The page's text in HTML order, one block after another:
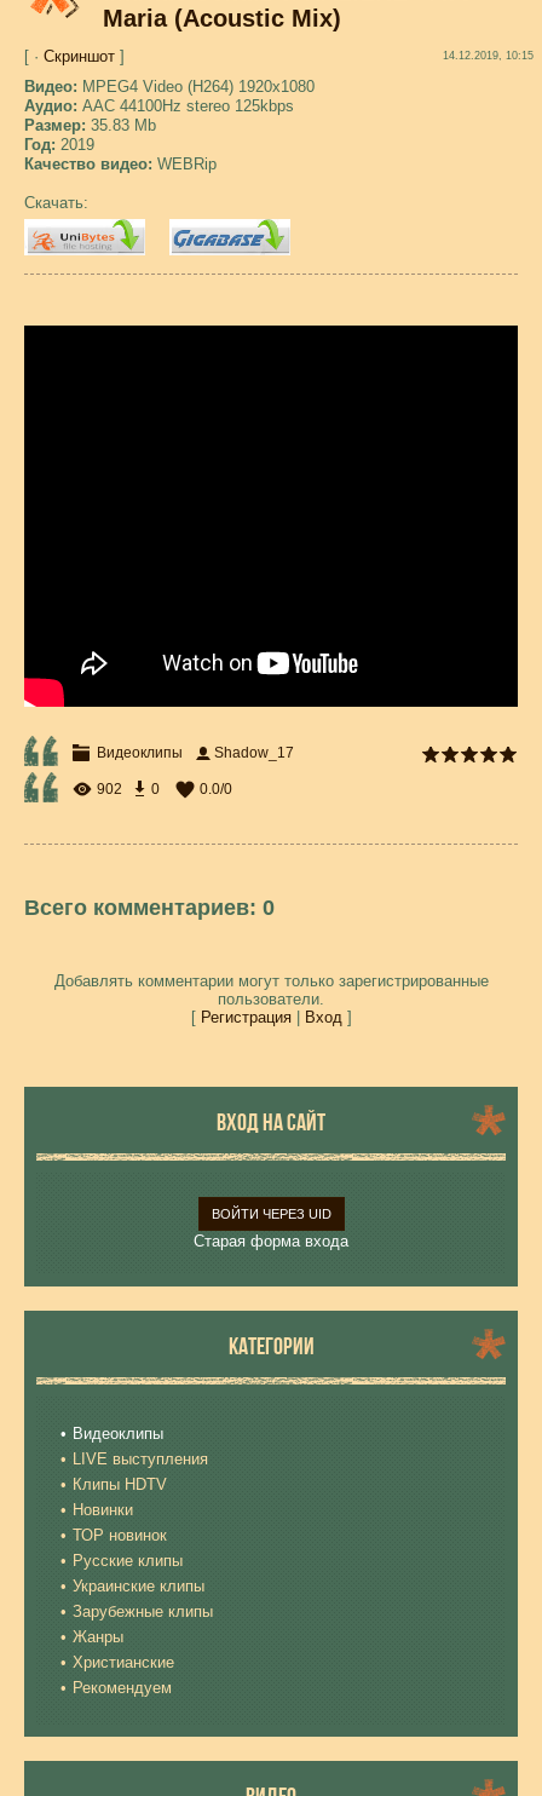
Maria (Acoustic Mix)
[ · Скриншот ] 14.12.2019, 10:15
Видео: MPEG4 Video (H264) 1920x1080
Аудио: AAC 44100Hz stereo 125kbps
Размер: 35.83 Mb
Год: 2019
Качество видео: WEBRip
Скачать:
Видеоклипы Shadow_17
902 0 0.0/0
Всего комментариев: 0
Добавлять комментарии могут только зарегистрированные
пользователи.
[ Регистрация| Вход]
ВХОД НА САЙТ
ВОЙТИ ЧЕРЕЗ UID
Старая форма входа
КАТЕГОРИИ
Видеоклипы
LIVE выступления
Клипы HDTV
Новинки
ТОР новинок
Русские клипы
Украинские клипы
Зарубежные клипы
Жанры
Христианские
Рекомендуем